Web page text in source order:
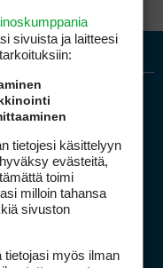
sivuista ja laitteesi
tietojesi käsittelyyn
evästeitä,
toimi
milloin tahansa
sivuston
tietojasi myös ilman